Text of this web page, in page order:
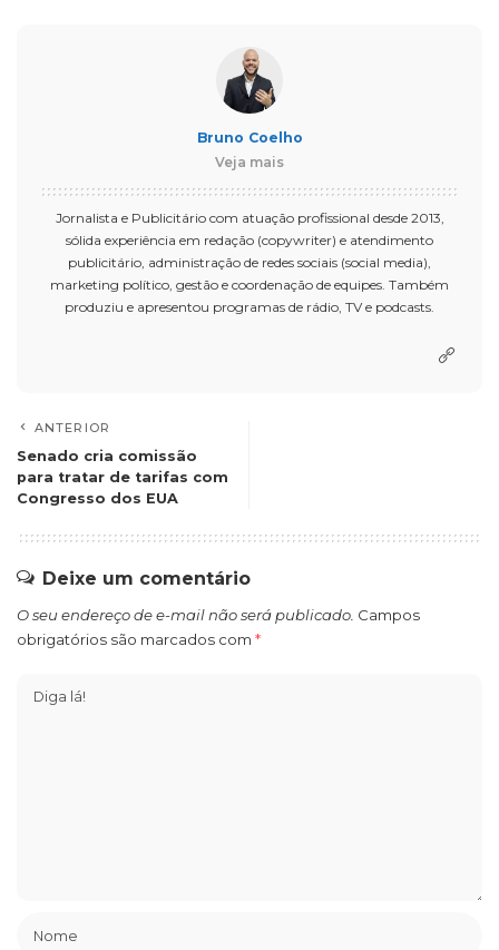
Bruno Coelho
Veja mais
Jornalista e Publicitário com atuação profissional desde 2013,
sólida experiência em redação (copywriter) e atendimento
publicitário, administração de redes sociais (social media),
marketing político, gestão e coordenação de equipes. Também
produziu e apresentou programas de rádio, TV e podcasts.
ANTERIOR
Senado cria comissão
para tratar de tarifas com
Congresso dos EUA
Deixe um comentário
O seu endereço de e-mail não será publicado. Campos
obrigatórios são marcados com *